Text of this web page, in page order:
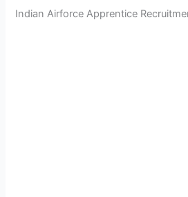
Indian Airforce Apprentice